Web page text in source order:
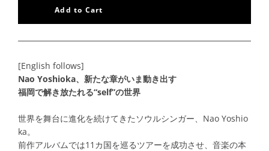
Add to Cart
[English follows]
Nao Yoshioka、新たな章がいま動き出す
福岡で解き放たれる“self”の世界
世界を舞台に進化を続けてきたソウルシンガー、Nao Yoshio
ka。
前作アルバムでは11カ国を巡るツアーを成功させ、音楽の本